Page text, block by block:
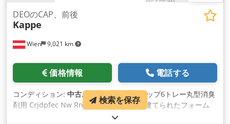
Wien 9,021 km
DEOのCAP、前後
Kappe
価格情報 電話する
コンディション: 中古, 製造年:1993, キャップ6トレー丸型消臭
剤用 Crjdpfec Nw Rnjx Aa Tsf 1993年に建てられたフォーム
検索を保存